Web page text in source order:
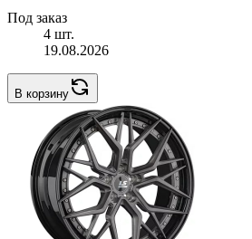
Под заказ
4 шт.
19.08.2026
В корзину